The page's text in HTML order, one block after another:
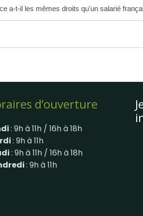
a-t-il les mêmes droits qu'un salarié
d’ouverture
: 9h à 11h / 16h à 18h
: 9h à 11h
: 9h à 11h / 16h à 18h
: 9h à 11h